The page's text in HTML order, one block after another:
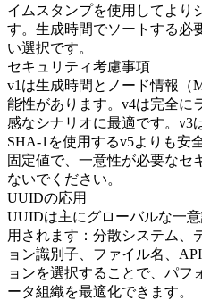
イムスタンプを使用してより
す。生成時間でソートする必
い選択です。
セキュリティ考慮事項
v1は生成時間とノード情報（
能性があります。v4は完全に
感なシナリオに最適です。v3
SHA-1を使用するv5よりも安
固定値で、一意性が必要なセ
ないでください。
UUIDの応用
UUIDは主にグローバルな一
用されます：分散システム、
ョン識別子、ファイル名、
ョンを選択することで、パフ
ータ組織を最適化できます。